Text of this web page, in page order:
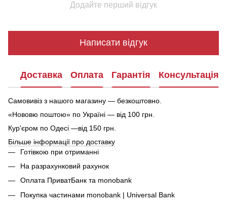
Додайте перший відгук
Написати відгук
Доставка Оплата Гарантія Консультація
Самовивіз з нашого магазину — безкоштовно.
«Нововю поштою» по Україні — від 100 грн.
Кур'єром по Одесі —від 150 грн.
Більше інформації про доставку
Готівкою при отриманні
На разрахунковий рахунок
Оплата ПриватБанк та monobank
Покупка частинами monobank | Universal Bank